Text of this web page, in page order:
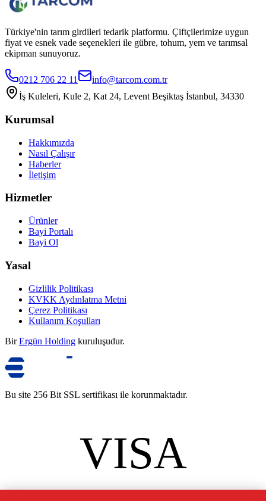
Türkiye'nin tarım girdileri tedarik platformu. Çiftçilerimize uygun
fiyat ve esnek vade seçenekleri ile gübre, tohum, yem ve tarımsal
ekipman sunuyoruz.
0212 706 22 11
info@tarcom.com.tr
İş Kuleleri, Kule 2, Kat 24, Levent Beşiktaş İstanbul, 34330
Kurumsal
Hakkımızda
Nasıl Çalışır
Haberler
İletişim
Hizmetler
Ürünler
Bayi Portalı
Bayi Ol
Yasal
Gizlilik Politikası
KVKK Aydınlatma Metni
Çerez Politikası
Kullanım Koşulları
Bir Ergün Holding kuruluşudur.
Bu site 256 Bit SSL sertifikası ile korunmaktadır.
VISA